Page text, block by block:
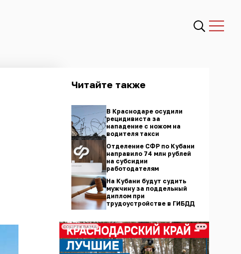
Читайте также
В Краснодаре осудили
рецидивиста за
нападение с ножом на
водителя такси
Отделение СФР по Кубани
направило 74 млн рублей
на субсидии
работодателям
На Кубани будут судить
мужчину за поддельный
диплом при
трудоустройстве в ГИБДД
СОЦРЕКЛАМА